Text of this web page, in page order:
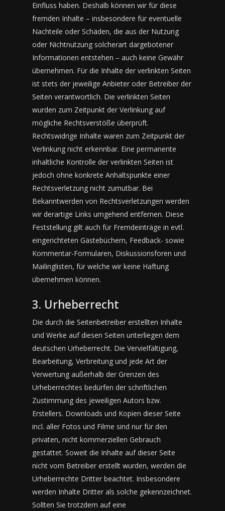
Einfluss haben. Deshalb können wir für diese
fremden Inhalte – insbesondere für eventuelle
Nachteile oder Schäden, die aus der Nutzung
oder Nichtnutzung solcherart dargebotener
Informationen entstehen – auch keine Gewähr
übernehmen. Für die Inhalte der verlinkten Seiten
ist stets der jeweilige Anbieter oder Betreiber der
Seiten verantwortlich. Die verlinkten Seiten
wurden zum Zeitpunkt der Verlinkung auf
mögliche Rechtsverstöße überprüft.
Rechtswidrige Inhalte waren zum Zeitpunkt der
Verlinkung nicht erkennbar. Eine permanente
inhaltliche Kontrolle der verlinkten Seiten ist
jedoch ohne konkrete Anhaltspunkte einer
Rechtsverletzung nicht zumutbar. Bei
Bekanntwerden von Rechtsverletzungen werden
wir derartige Links umgehend entfernen. Diese
Feststellung gilt auch für Fremdeinträge in evtl.
eingerichteten Gästebüchern, Feedback- sowie
Kommentar-Formularen, Diskussionsforen und
Mailinglisten, für welche wir keine Haftung
übernehmen können.
3. Urheberrecht
Die durch die Seitenbetreiber erstellten Inhalte
und Werke auf diesen Seiten unterliegen dem
deutschen Urheberrecht. Die Vervielfältigung,
Bearbeitung, Verbreitung und jede Art der
Verwertung außerhalb der Grenzen des
Urheberrechtes bedürfen der schriftlichen
Zustimmung des jeweiligen Autors bzw.
Erstellers. Downloads und Kopien dieser Seite
incl. aller Fotos und Filme sind nur für den
privaten, nicht kommerziellen Gebrauch
gestattet. Soweit die Inhalte auf dieser Seite
nicht vom Betreiber erstellt wurden, werden die
Urheberrechte Dritter beachtet. Insbesondere
werden Inhalte Dritter als solche gekennzeichnet.
Sollten Sie trotzdem auf eine